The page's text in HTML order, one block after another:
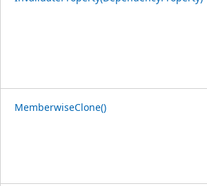
MemberwiseClone()